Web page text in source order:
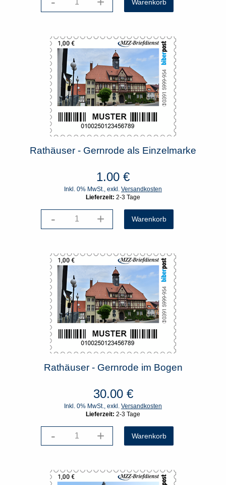
Rathäuser - Gernrode als Einzelmarke
1.00 €
Inkl. 0% MwSt., exkl. Versandkosten
Lieferzeit: 2-3 Tage
- +
Rathäuser - Gernrode im Bogen
30.00 €
Inkl. 0% MwSt., exkl. Versandkosten
Lieferzeit: 2-3 Tage
- +